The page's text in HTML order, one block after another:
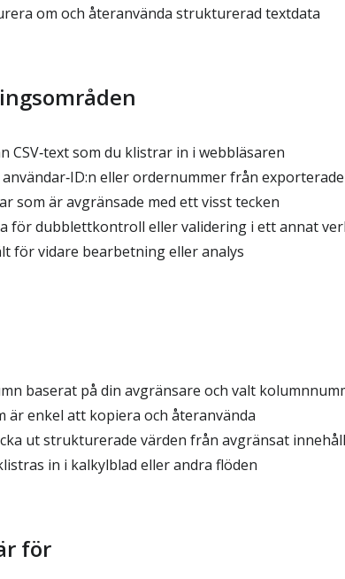
om och återanvända strukturerad textdata
CSV‑text som du klistrar in i webbläsaren
eller ordernummer från
som är avgränsade med ett visst tecken
för dubblettkontroll eller validering i ett annat
för vidare bearbetning eller analys
baserat på din avgränsare och valt
är enkel att kopiera och återanvända
ut strukturerade värden från avgränsat innehåll
in i kalkylblad eller andra flöden
för